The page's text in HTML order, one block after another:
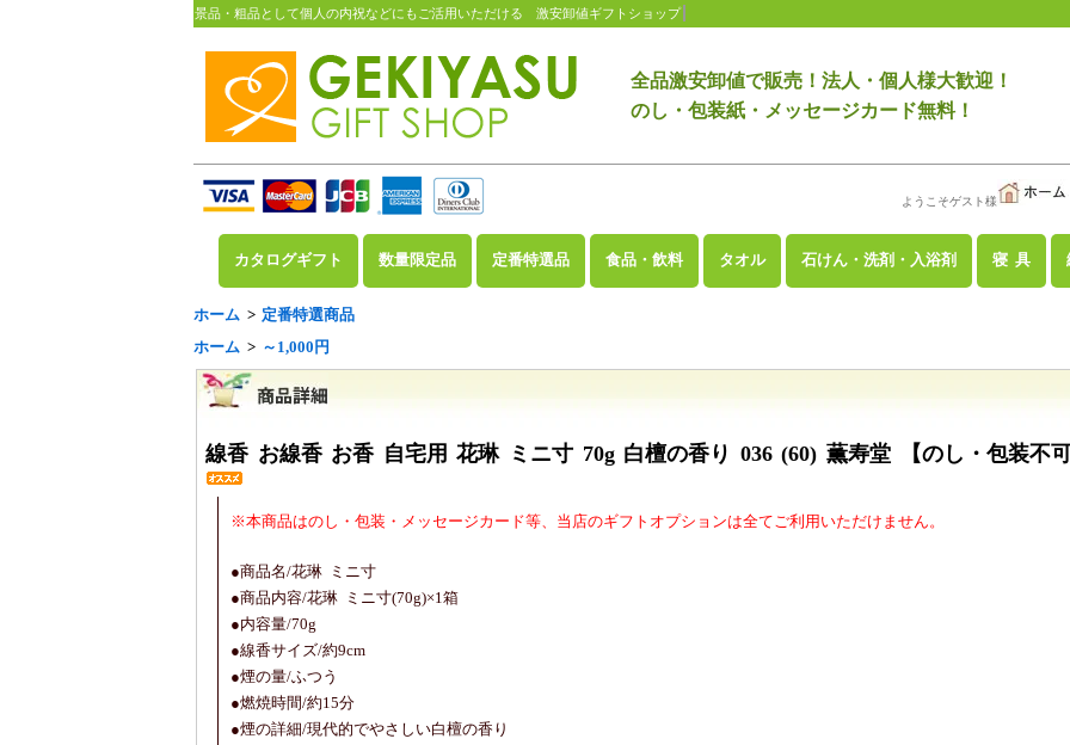
景品・粗品として個人の内祝などにもご活用いただける 激安卸値ギフトショップ
全品激安卸値で販売！法人・個人様大歓迎！
のし・包装紙・メッセージカード無料！
ようこそゲスト様
カタログギフト 数量限定品 定番特選品 食品・飲料 タオル 石けん・洗剤・入浴剤 寝 具
ホーム > 定番特選商品
ホーム > ～1,000円
線香 お線香 お香 自宅用 花琳 ミニ寸 70g 白檀の香り 036 (60) 薫寿堂 【のし・包装不
※本商品はのし・包装・メッセージカード等、当店のギフトオプションは全てご利用いただけません。
●商品名/花琳 ミニ寸
●商品内容/花琳 ミニ寸(70g)×1箱
●内容量/70g
●線香サイズ/約9cm
●煙の量/ふつう
●燃焼時間/約15分
●煙の詳細/現代的でやさしい白檀の香り